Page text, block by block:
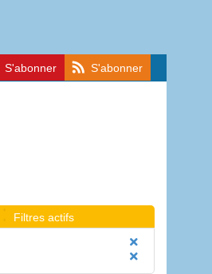
S'abonner S'abonner
Filtres actifs